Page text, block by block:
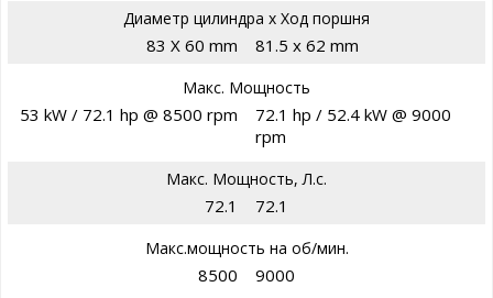
Диаметр цилиндра х Ход поршня
83 X 60 mm 81.5 x 62 mm
Макс. Мощность
53 kW / 72.1 hp @ 8500 rpm
72.1 hp / 52.4 kW @ 9000
rpm
Макс. Мощность, Л.с.
72.1 72.1
Макс.мощность на об/мин.
8500 9000